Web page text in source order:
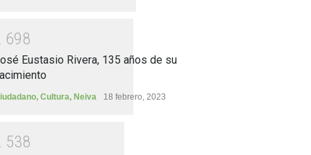
698
Eustasio Rivera, 135 años de su
, Cultura, Neiva 18 febrero, 2023
538